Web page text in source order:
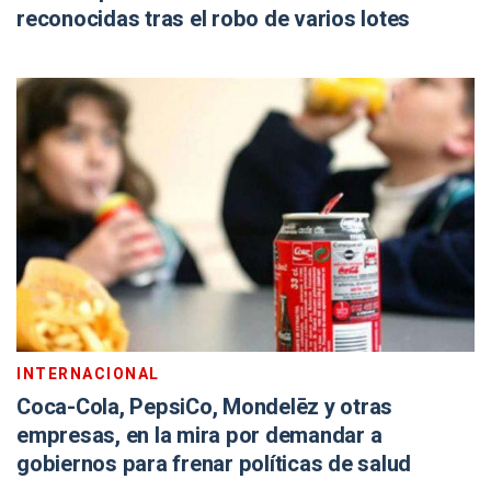
reconocidas tras el robo de varios lotes
INTERNACIONAL
Coca-Cola, PepsiCo, Mondelēz y otras
empresas, en la mira por demandar a
gobiernos para frenar políticas de salud